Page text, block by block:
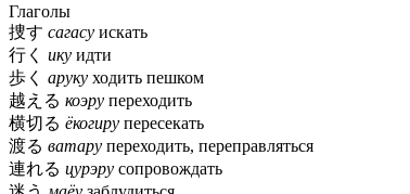
Глаголы
捜す сагасу искать
行く ику идти
歩く аруку ходить пешком
越える коэру переходить
横切る ёкогиру пересекать
渡る ватару переходить, переправляться
連れる цурэру сопровождать